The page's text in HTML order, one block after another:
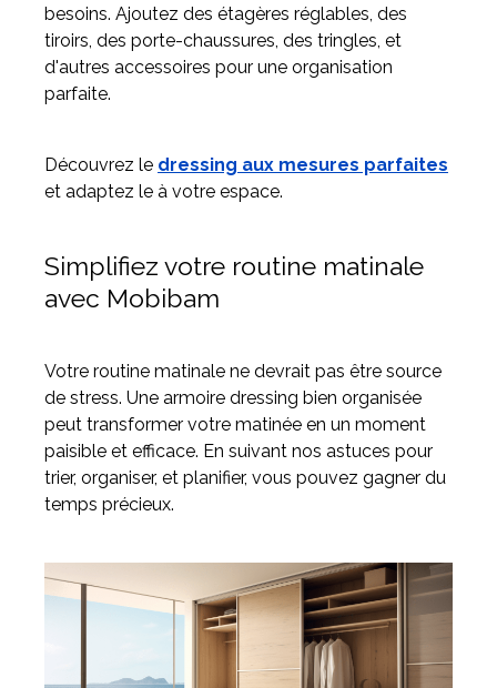
besoins. Ajoutez des étagères réglables, des
tiroirs, des porte-chaussures, des tringles, et
d'autres accessoires pour une organisation
parfaite.
Découvrez le dressing aux mesures parfaites
et adaptez le à votre espace.
Simplifiez votre routine matinale
avec Mobibam
Votre routine matinale ne devrait pas être source
de stress. Une armoire dressing bien organisée
peut transformer votre matinée en un moment
paisible et efficace. En suivant nos astuces pour
trier, organiser, et planifier, vous pouvez gagner du
temps précieux.